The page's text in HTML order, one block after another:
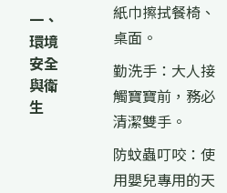
一、
環境
安全
與衛
生
紙巾擦拭餐椅、
桌面。
勤洗手：大人接
觸寶寶前，務必
清潔雙手。
防蚊蟲叮咬：使
用嬰兒專用的天